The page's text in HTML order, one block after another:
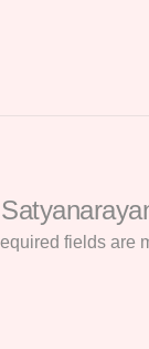
fields are